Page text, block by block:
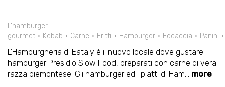
L'hamburger
gourmet
Kebab Carne Fritti Hamburger Focaccia Panini
L'Hamburgheria di Eataly è il nuovo locale dove gustare
hamburger Presidio Slow Food, preparati con carne di vera
razza piemontese. Gli hamburger ed i piatti di Ham... more